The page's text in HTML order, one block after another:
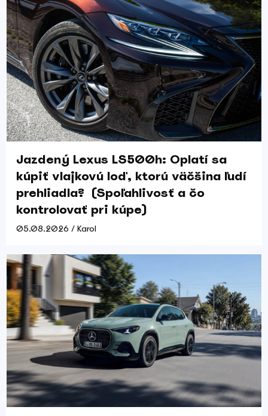
Jazdený Lexus LS500h: Oplatí sa
kúpiť vlajkovú loď, ktorú väčšina ľudí
prehliadla? (Spoľahlivosť a čo
kontrolovať pri kúpe)
05.08.2026 / Karol